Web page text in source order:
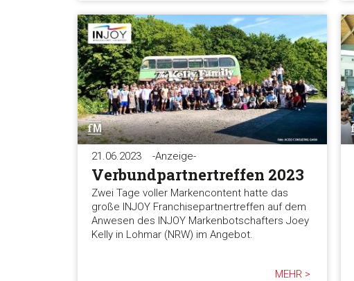
21.06.2023 -Anzeige-
Verbundpartnertreffen 2023
Zwei Tage voller Markencontent hatte das
große INJOY Franchisepartnertreffen auf dem
Anwesen des INJOY Markenbotschafters Joey
Kelly in Lohmar (NRW) im Angebot.
MEHR >